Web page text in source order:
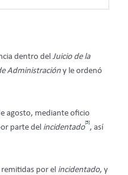
dentro del Juicio de la
Administración y le ordenó
agosto, mediante oficio
parte del incidentado
[5]
, así
por el incidentado, y